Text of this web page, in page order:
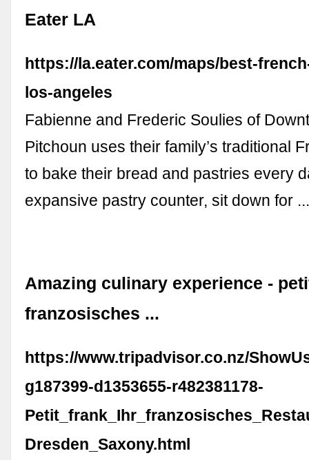
Eater LA
https://la.eater.com/maps/best-
los-angeles
Fabienne and Frederic Soulies of
Pitchoun uses their family’s traditional
to bake their bread and pastries every
expansive pastry counter, sit down for
Amazing culinary experience -
franzosisches ...
https://www.tripadvisor.co.nz/
g187399-d1353655-r482381178-
Dresden_Saxony.html